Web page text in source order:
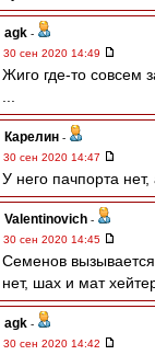
agk -
30 сен 2020 14:49
Жиго где-то совсем
Карелин -
30 сен 2020 14:47
У него пачпорта нет,
Valentinovich -
30 сен 2020 14:45
Семенов
нет, шах и мат
agk -
30 сен 2020 14:42